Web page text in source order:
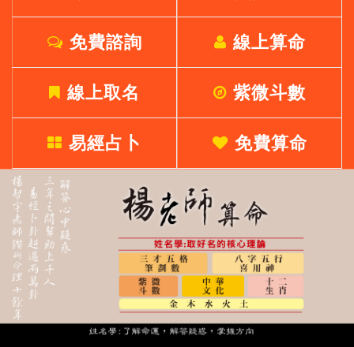
免費諮詢 線上算命
線上取名 紫微斗數
易經占卜 免費算命